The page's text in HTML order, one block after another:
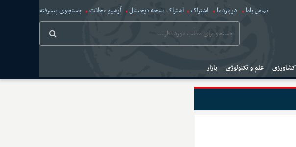
تماس باما درباره ما اشتراک اشتراک نسخه دیجیتال آرشیو مجلات جستجوی پیشرفته
کشاورزی علم و تکنولوژی بازار